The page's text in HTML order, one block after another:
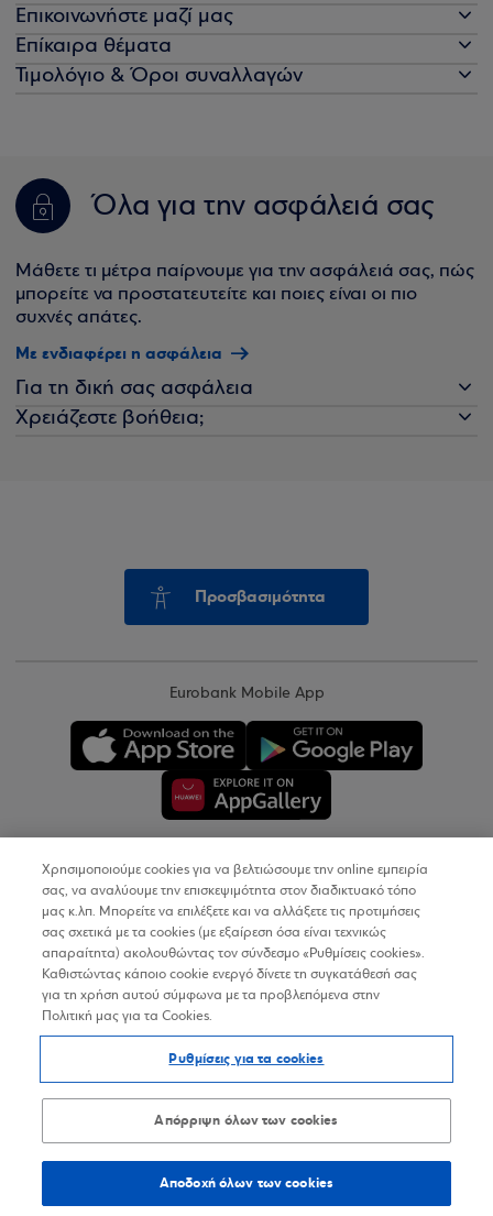
Επικοινωνήστε μαζί μας
Επίκαιρα θέματα
Τιμολόγιο & Όροι συναλλαγών
Όλα για την ασφάλειά σας
Μάθετε τι μέτρα παίρνουμε για την ασφάλειά σας, πώς
μπορείτε να προστατευτείτε και ποιες είναι οι πιο
συχνές απάτες.
Με ενδιαφέρει η ασφάλεια
Για τη δική σας ασφάλεια
Χρειάζεστε βοήθεια;
Προσβασιμότητα
Eurobank Mobile App
Copyright © 2026
Όροι Χρήσης
Προσωπικά Δεδομένα στον Διαδικτυακό Τόπο
Δήλωση Προσβασιμότητας
Sitemap
Χρησιμοποιούμε cookies για να βελτιώσουμε την online εμπειρία
σας, να αναλύουμε την επισκεψιμότητα στον διαδικτυακό τόπο
μας κ.λπ. Μπορείτε να επιλέξετε και να αλλάξετε τις προτιμήσεις
σας σχετικά με τα cookies (με εξαίρεση όσα είναι τεχνικώς
απαραίτητα) ακολουθώντας τον σύνδεσμο «Ρυθμίσεις cookies».
Καθιστώντας κάποιο cookie ενεργό δίνετε τη συγκατάθεσή σας
για τη χρήση αυτού σύμφωνα με τα προβλεπόμενα στην
Πολιτική μας για τα Cookies.
Ρυθμίσεις για τα cookies
Απόρριψη όλων των cookies
Αποδοχή όλων των cookies